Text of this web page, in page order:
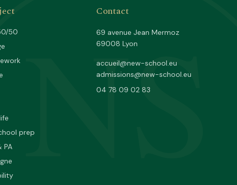
NS
50
prep
PA
Contact
69 avenue Jean Mermoz
69008 Lyon
accueil@new-school.eu
admissions@new-school.eu
04 78 09 02 83